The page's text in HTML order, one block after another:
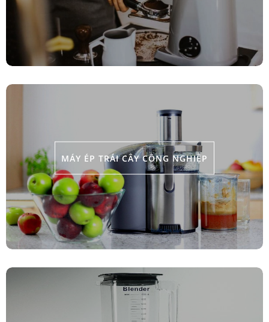
MÁY ÉP TRÁI CÂY CÔNG NGHIỆP